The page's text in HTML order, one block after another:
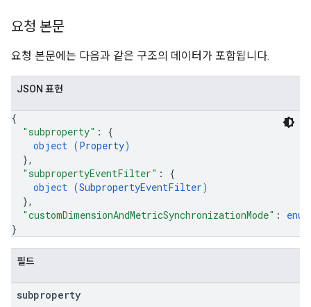
요청 본문
요청 본문에는 다음과 같은 구조의 데이터가 포함됩니다.
JSON 표현
{
"subproperty" : {
object (Property)
},
"subpropertyEventFilter" : {
object (SubpropertyEventFilter)
},
"customDimensionAndMetricSynchronizationMode" :
}
필드
subproperty